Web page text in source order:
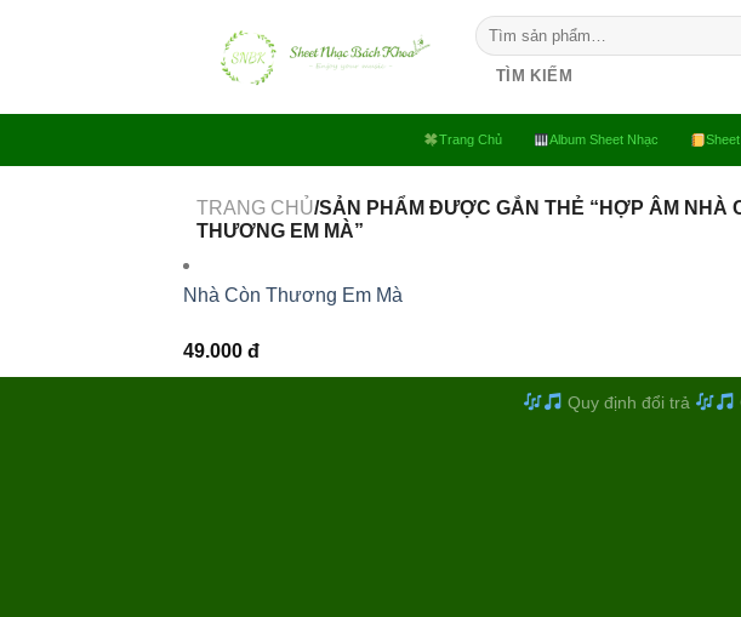
Tìm
kiếm:
TÌM KIẾM
Trang Chủ Album Sheet Nhạc
TRANG CHỦ/SẢN PHẨM ĐƯỢC GẮN THẺ “HỢP ÂM NHÀ
THƯƠNG EM MÀ”
Nhà Còn Thương Em Mà
49.000 đ
Quy định đổi trả